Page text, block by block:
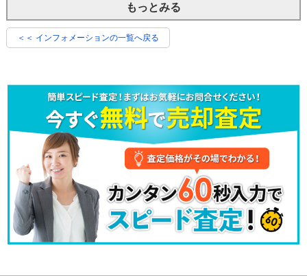
もっとみる
＜＜ インフォメーションの一覧へ戻る